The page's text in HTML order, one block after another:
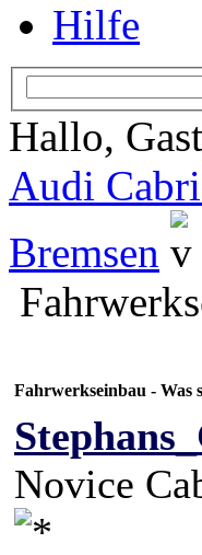
Hilfe
Hallo,
Audi
Bremsen
Fahrwerkseinbau - Was
Novice